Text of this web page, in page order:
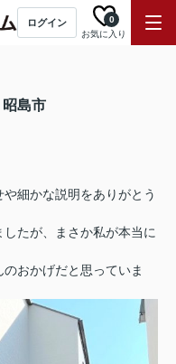
ログイン
お気に入り
0
島市
細かな説明をありがとう
たが、まさか私が本当に
おかげだと思っていま